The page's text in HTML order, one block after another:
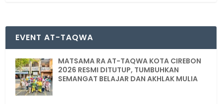
EVENT AT-TAQWA
MATSAMA RA AT-TAQWA KOTA CIREBON
2026 RESMI DITUTUP, TUMBUHKAN
SEMANGAT BELAJAR DAN AKHLAK MULIA